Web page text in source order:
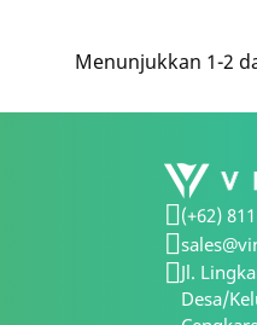
Menunjukkan 1-2
(+62)
Jl.
Desa/